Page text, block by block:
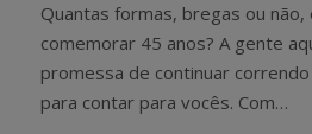
Quantas formas, bregas ou
comemorar 45 anos? A gente
promessa de continuar
para contar para vocês. Com…